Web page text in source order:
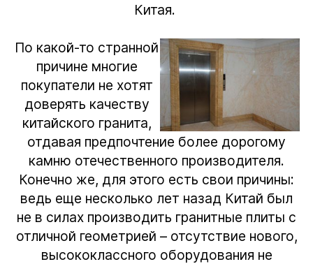
Китая.
По какой-то странной
причине многие
покупатели не хотят
доверять качеству
китайского гранита,
отдавая предпочтение более дорогому
камню отечественного производителя.
Конечно же, для этого есть свои причины:
ведь еще несколько лет назад Китай был
не в силах производить гранитные плиты с
отличной геометрией – отсутствие нового,
высококлассного оборудования не